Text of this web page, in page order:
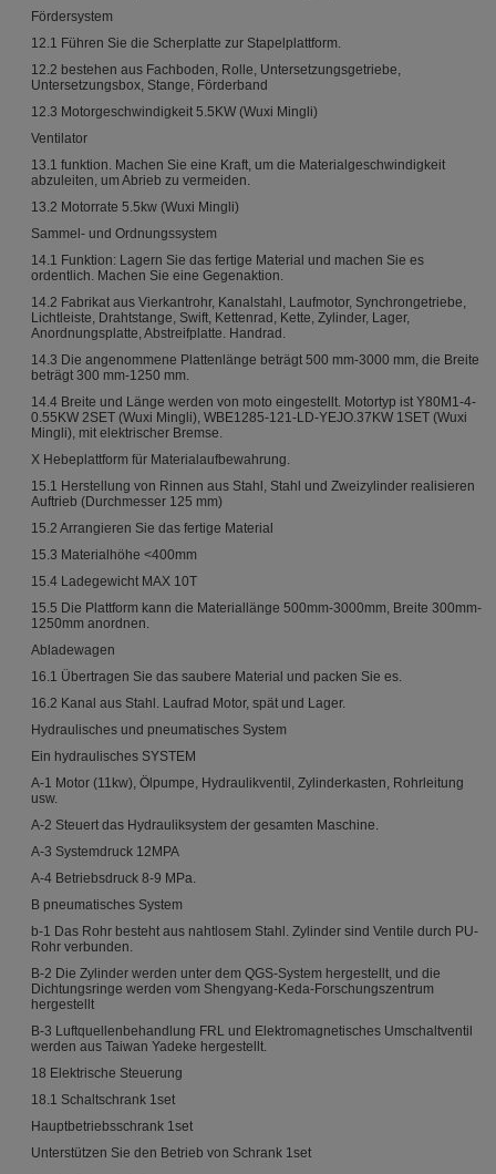
Fördersystem
12.1 Führen Sie die Scherplatte zur Stapelplattform.
12.2 bestehen aus Fachboden, Rolle, Untersetzungsgetriebe,
Untersetzungsbox, Stange, Förderband
12.3 Motorgeschwindigkeit 5.5KW (Wuxi Mingli)
Ventilator
13.1 funktion. Machen Sie eine Kraft, um die Materialgeschwindigkeit
abzuleiten, um Abrieb zu vermeiden.
13.2 Motorrate 5.5kw (Wuxi Mingli)
Sammel- und Ordnungssystem
14.1 Funktion: Lagern Sie das fertige Material und machen Sie es
ordentlich. Machen Sie eine Gegenaktion.
14.2 Fabrikat aus Vierkantrohr, Kanalstahl, Laufmotor, Synchrongetriebe,
Lichtleiste, Drahtstange, Swift, Kettenrad, Kette, Zylinder, Lager,
Anordnungsplatte, Abstreifplatte. Handrad.
14.3 Die angenommene Plattenlänge beträgt 500 mm-3000 mm, die Breite
beträgt 300 mm-1250 mm.
14.4 Breite und Länge werden von moto eingestellt. Motortyp ist Y80M1-4-
0.55KW 2SET (Wuxi Mingli), WBE1285-121-LD-YEJO.37KW 1SET (Wuxi
Mingli), mit elektrischer Bremse.
X Hebeplattform für Materialaufbewahrung.
15.1 Herstellung von Rinnen aus Stahl, Stahl und Zweizylinder realisieren
Auftrieb (Durchmesser 125 mm)
15.2 Arrangieren Sie das fertige Material
15.3 Materialhöhe <400mm
15.4 Ladegewicht MAX 10T
15.5 Die Plattform kann die Materiallänge 500mm-3000mm, Breite 300mm-
1250mm anordnen.
Abladewagen
16.1 Übertragen Sie das saubere Material und packen Sie es.
16.2 Kanal aus Stahl. Laufrad Motor, spät und Lager.
Hydraulisches und pneumatisches System
Ein hydraulisches SYSTEM
A-1 Motor (11kw), Ölpumpe, Hydraulikventil, Zylinderkasten, Rohrleitung
usw.
A-2 Steuert das Hydrauliksystem der gesamten Maschine.
A-3 Systemdruck 12MPA
A-4 Betriebsdruck 8-9 MPa.
B pneumatisches System
b-1 Das Rohr besteht aus nahtlosem Stahl. Zylinder sind Ventile durch PU-
Rohr verbunden.
B-2 Die Zylinder werden unter dem QGS-System hergestellt, und die
Dichtungsringe werden vom Shengyang-Keda-Forschungszentrum
hergestellt
B-3 Luftquellenbehandlung FRL und Elektromagnetisches Umschaltventil
werden aus Taiwan Yadeke hergestellt.
18 Elektrische Steuerung
18.1 Schaltschrank 1set
Hauptbetriebsschrank 1set
Unterstützen Sie den Betrieb von Schrank 1set